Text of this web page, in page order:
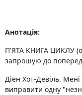
Анотація:
П'ЯТА КНИГА ЦИКЛУ
запрошую до
Діен Хот-Девіль.
виправити одну